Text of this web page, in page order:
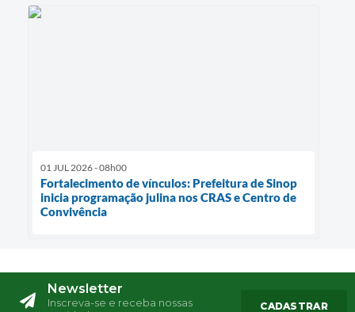
01 JUL 2026 - 08h00
Fortalecimento de vínculos: Prefeitura de Sinop
inicia programação julina nos CRAS e Centro de
Convivência
Newsletter
Inscreva-se e receba nossas
CADASTRAR